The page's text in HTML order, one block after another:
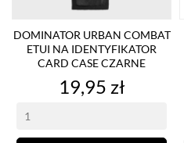
DOMINATOR URBAN COMBAT
ETUI NA IDENTYFIKATOR
CARD CASE CZARNE
Cena
19,95 zł